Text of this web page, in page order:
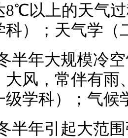
8℃以上的天气
科）；天气学（
半年大规模冷
大风，常伴有雨
级学科）；气候
半年引起大范